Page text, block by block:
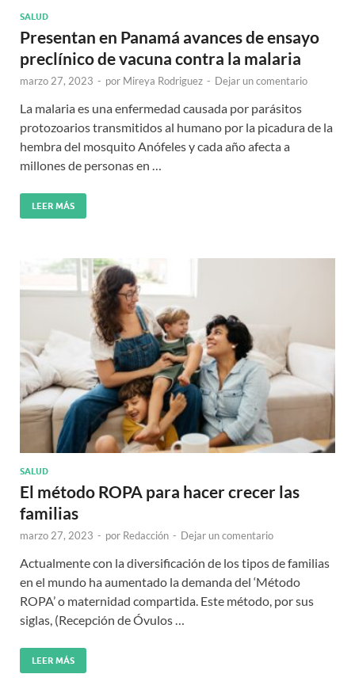
SALUD
Presentan en Panamá avances de ensayo
preclínico de vacuna contra la malaria
marzo 27, 2023 - por Mireya Rodriguez - Dejar un comentario
La malaria es una enfermedad causada por parásitos
protozoarios transmitidos al humano por la picadura de la
hembra del mosquito Anófeles y cada año afecta a
millones de personas en …
LEER MÁS
SALUD
El método ROPA para hacer crecer las
familias
marzo 27, 2023 - por Redacción - Dejar un comentario
Actualmente con la diversificación de los tipos de familias
en el mundo ha aumentado la demanda del ‘Método
ROPA’ o maternidad compartida. Este método, por sus
siglas, (Recepción de Óvulos …
LEER MÁS